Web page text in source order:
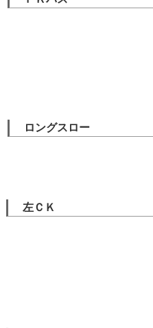
ロングスロー
左ＣＫ